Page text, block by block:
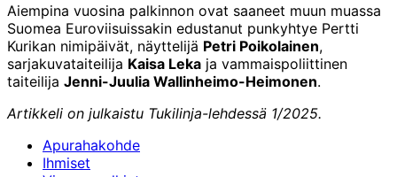
Aiempina vuosina palkinnon ovat saaneet muun muassa
Suomea Euroviisuissakin edustanut punkyhtye Pertti
Kurikan nimipäivät, näyttelijä Petri Poikolainen,
sarjakuvataiteilija Kaisa Leka ja vammaispoliittinen
taiteilija Jenni-Juulia Wallinheimo-Heimonen.
Artikkeli on julkaistu Tukilinja-lehdessä 1/2025.
Apurahakohde
Ihmiset